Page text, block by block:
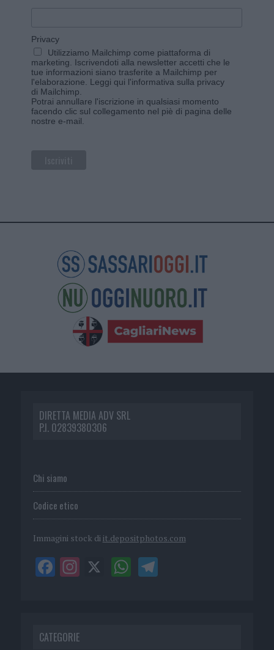
Privacy
Utilizziamo Mailchimp come piattaforma di
marketing. Iscrivendoti alla newsletter accetti che le
tue informazioni siano trasferite a Mailchimp per
l'elaborazione. Leggi qui l'informativa sulla privacy
di Mailchimp
Potrai annullare l'iscrizione in qualsiasi momento
facendo clic sul collegamento nel piè di pagina delle
nostre e-mail.
DIRETTA MEDIA ADV SRL
P.I. 02839380306
Chi siamo
Codice etico
Immagini stock di it.depositphotos.com
CATEGORIE